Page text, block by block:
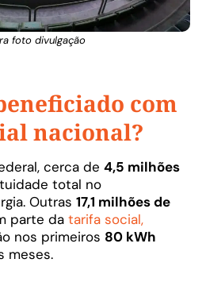
foto divulgação
com
nacional?
cerca de 4,5 milhões
total no
Outras 17,1 milhões de
parte da tarifa social,
nos primeiros 80 kWh
meses.